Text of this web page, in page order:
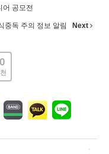
어 공모전
중독 주의 정보 알림 Next
0